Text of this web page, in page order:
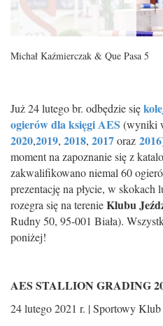
Michał Kaźmierczak & Que Pasa 5
Już 24 lutego br. odbędzie się
ogierów dla księgi AES (wyniki
2020,2019, 2018, 2017oraz 2016
moment na zapoznanie się z
zakwalifikowano niemal 60
prezentację na płycie, w skokach
rozegra się na terenieKlubu
Rudny 50, 95-001 Biała).
poniżej!
AES STALLION GRADING
24 lutego 2021 r. | Sportowy